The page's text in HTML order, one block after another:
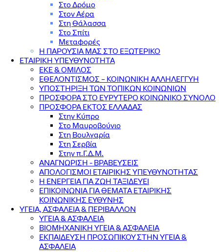
Στο Δρόμο
Στον Αέρα
Στη Θάλασσα
Στο Σπίτι
Μεταφορές
Η ΠΑΡΟΥΣΙΑ ΜΑΣ ΣΤΟ ΕΞΩΤΕΡΙΚΟ
ΕΤΑΙΡΙΚΗ ΥΠΕΥΘΥΝΟΤΗΤΑ
ΕΚΕ & ΟΜΙΛΟΣ
ΕΘΕΛΟΝΤΙΣΜΟΣ – ΚΟΙΝΩΝΙΚΗ ΑΛΛΗΛΕΓΓΥΗ
ΥΠΟΣΤΗΡΙΞΗ ΤΩΝ ΤΟΠΙΚΩΝ ΚΟΙΝΩΝΙΩΝ
ΠΡΟΣΦΟΡΑ ΣΤΟ ΕΥΡΥΤΕΡΟ ΚΟΙΝΩΝΙΚΟ ΣΥΝΟΛΟ
ΠΡΟΣΦΟΡΑ ΕΚΤΟΣ ΕΛΛΑΔΑΣ
Στην Κύπρο
Στο Μαυροβούνιο
Στη Βουλγαρία
Στη Σερβία
Στην π.Γ.Δ.Μ.
ΑΝΑΓΝΩΡΙΣΗ - ΒΡΑΒΕΥΣΕΙΣ
ΑΠΟΛΟΓΙΣΜΟΙ ΕΤΑΙΡΙΚΗΣ ΥΠΕΥΘΥΝΟΤΗΤΑΣ
Η ΕΝΕΡΓΕΙΑ ΓΙΑ ΖΩΗ ΤΑΞΙΔΕΥΕΙ
ΕΠΙΚΟΙΝΩΝΙΑ ΓΙΑ ΘΕΜΑΤΑ ΕΤΑΙΡΙΚΗΣ
ΚΟΙΝΩΝΙΚΗΣ ΕΥΘΥΝΗΣ
ΥΓΕΙΑ, ΑΣΦΑΛΕΙΑ & ΠΕΡΙΒΑΛΛΟΝ
ΥΓΕΙΑ & ΑΣΦΑΛΕΙΑ
ΒΙΟΜΗΧΑΝΙΚΗ ΥΓΕΙΑ & ΑΣΦΑΛΕΙΑ
ΕΚΠΑΙΔΕΥΣΗ ΠΡΟΣΩΠΙΚΟΥ ΣΤΗΝ ΥΓΕΙΑ &
ΑΣΦΑΛΕΙΑ